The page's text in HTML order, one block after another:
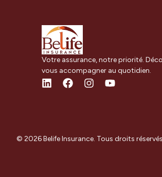
Votre assurance, notre priorité.
vous accompagner au quotidien.
© 2026 Belife Insurance. Tous droits